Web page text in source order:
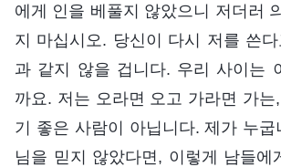
에게 인을 베풀지 않았으니 저더러
지 마십시오. 당신이 다시 저를 쓴
과 같지 않을 겁니다. 우리 사이는
까요. 저는 오라면 오고 가라면 가는
기 좋은 사람이 아닙니다. 제가 누
님을 믿지 않았다면, 이렇게 남들에